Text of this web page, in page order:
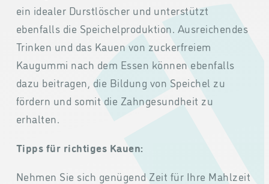
ein idealer Durstlöscher und unterstützt
ebenfalls die Speichelproduktion. Ausreichendes
Trinken und das Kauen von zuckerfreiem
Kaugummi nach dem Essen können ebenfalls
dazu beitragen, die Bildung von Speichel zu
fördern und somit die Zahngesundheit zu
erhalten.
Tipps für richtiges Kauen:
Nehmen Sie sich genügend Zeit für Ihre Mahlzeit